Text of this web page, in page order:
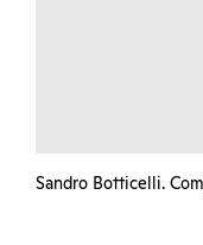
Sandro Botticelli.